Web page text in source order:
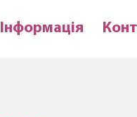
Інформація